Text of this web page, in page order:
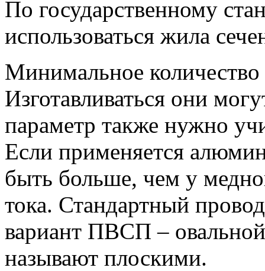
По государственному
использоваться жила
Минимальное
Изготавливаться они
параметр также нужно
Если применяется
быть больше, чем у
тока. Стандартный
вариант ПВСП –
называют плоскими.